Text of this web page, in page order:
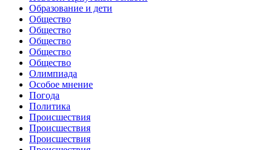
Образование и дети
Общество
Общество
Общество
Общество
Общество
Олимпиада
Особое мнение
Погода
Политика
Происшествия
Происшествия
Происшествия